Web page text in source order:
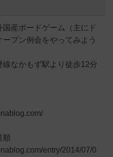
産ボードゲーム（主にド
プン例会をやってみよう
なかもず駅より徒歩12分
順
entry/2014/07/0